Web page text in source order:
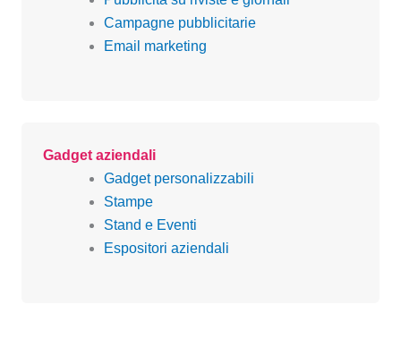
Campagne pubblicitarie
Email marketing
Gadget aziendali
Gadget personalizzabili
Stampe
Stand e Eventi
Espositori aziendali